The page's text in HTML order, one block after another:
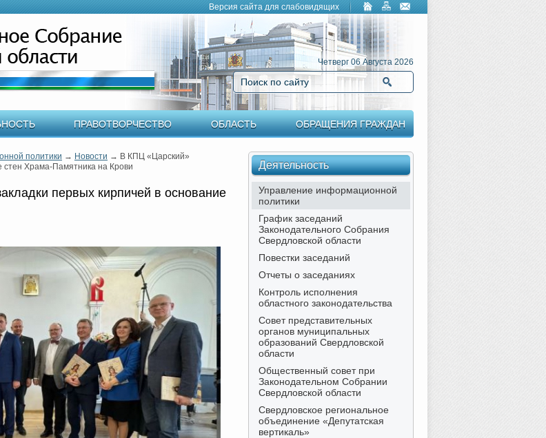
Версия сайта для слабовидящих
Четверг 06 Августа 2026
Поиск по сайту
ПРАВОТВОРЧЕСТВО ОБЛАСТЬ ОБРАЩЕНИЯ ГРАЖДАН
политики → Новости → В КПЦ «Царский»
стен Храма-Памятника на Крови
первых кирпичей в основание
Деятельность
Управление информационной
политики
График заседаний
Законодательного Собрания
Свердловской области
Повестки заседаний
Отчеты о заседаниях
Контроль исполнения
областного законодательства
Совет представительных
органов муниципальных
образований Свердловской
области
Общественный совет при
Законодательном Собрании
Свердловской области
Свердловское региональное
объединение «Депутатская
вертикаль»